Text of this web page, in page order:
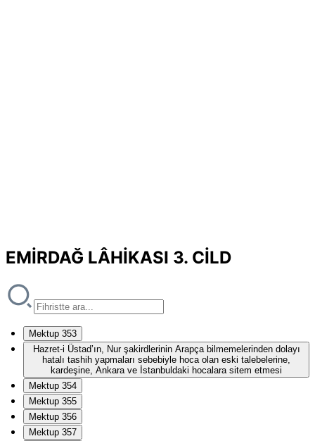
EMİRDAĞ LÂHİKASI 3. CİLD
Mektup 353
Hazret-i Üstad’ın, Nur şakirdlerinin Arapça bilmemelerinden dolayı
hatalı tashih yapmaları sebebiyle hoca olan eski talebelerine,
kardeşine, Ankara ve İstanbuldaki hocalara sitem etmesi
Mektup 354
Mektup 355
Mektup 356
Mektup 357